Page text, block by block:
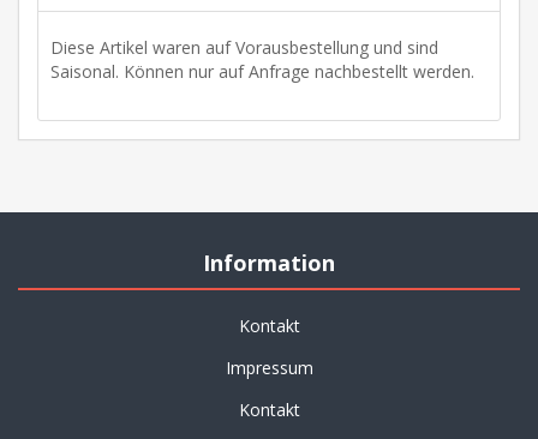
Diese Artikel waren auf Vorausbestellung und sind
Saisonal. Können nur auf Anfrage nachbestellt werden.
Information
Kontakt
Impressum
Kontakt